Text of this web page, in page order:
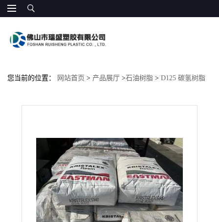
网站首页>产品展厅>石油树脂>D125 碳氢树脂
伊士曼 商业印刷油墨 增粘剂 光油增粘涂料 电子胶带 封口胶、纸糊